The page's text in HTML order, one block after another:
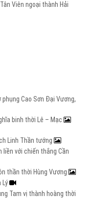
Viên ngoại thành Hải
Cao Sơn Đại Vương,
binh thời Lê – Mạc
Linh Thần tướng
liền với chiến thắng Cần
thần thời Hùng Vương
Lý
Tam vị thành hoàng thời